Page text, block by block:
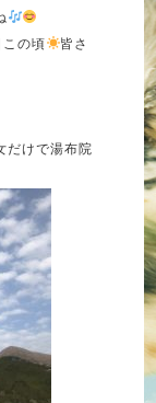
の頃
皆さ
だけで湯布院